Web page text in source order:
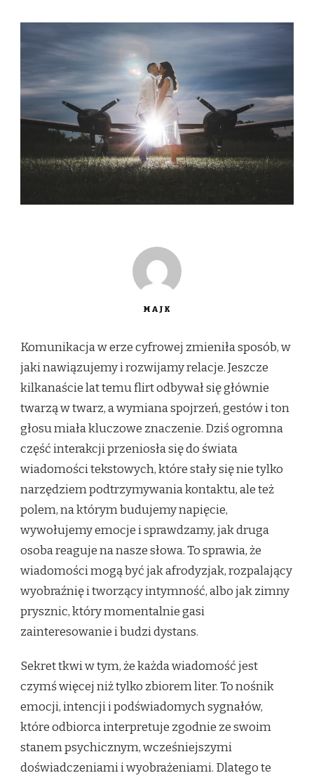
MAJK
Komunikacja w erze cyfrowej zmieniła sposób, w
jaki nawiązujemy i rozwijamy relacje. Jeszcze
kilkanaście lat temu flirt odbywał się głównie
twarzą w twarz, a wymiana spojrzeń, gestów i ton
głosu miała kluczowe znaczenie. Dziś ogromna
część interakcji przeniosła się do świata
wiadomości tekstowych, które stały się nie tylko
narzędziem podtrzymywania kontaktu, ale też
polem, na którym budujemy napięcie,
wywołujemy emocje i sprawdzamy, jak druga
osoba reaguje na nasze słowa. To sprawia, że
wiadomości mogą być jak afrodyzjak, rozpalający
wyobraźnię i tworzący intymność, albo jak zimny
prysznic, który momentalnie gasi
zainteresowanie i budzi dystans.
Sekret tkwi w tym, że każda wiadomość jest
czymś więcej niż tylko zbiorem liter. To nośnik
emocji, intencji i podświadomych sygnałów,
które odbiorca interpretuje zgodnie ze swoim
stanem psychicznym, wcześniejszymi
doświadczeniami i wyobrażeniami. Dlatego te